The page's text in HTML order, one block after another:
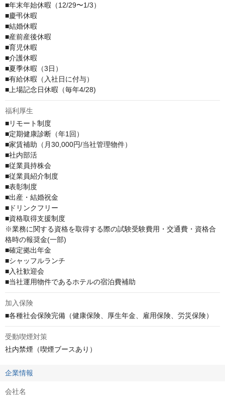
■年末年始休暇（12/29〜1/3）
■慶弔休暇
■結婚休暇
■産前産後休暇
■育児休暇
■介護休暇
■夏季休暇（3日）
■有給休暇（入社日に付与）
■上場記念日休暇（毎年4/28)
福利厚生
■リモート制度
■定期健康診断（年1回）
■家賃補助（月30,000円/当社管理物件）
■社内部活
■従業員持株会
■従業員紹介制度
■表彰制度
■出産・結婚祝金
■ドリンクフリー
■資格取得支援制度
※業務に関する資格を取得する際の試験受験費用・交通費・資格合
格時の報奨金(一部)
■確定拠出年金
■シャッフルランチ
■入社歓迎会
■当社運用物件であるホテルの宿泊費補助
加入保険
■各種社会保険完備（健康保険、厚生年金、雇用保険、労災保険）
受動喫煙対策
社内禁煙（喫煙ブースあり）
企業情報
会社名